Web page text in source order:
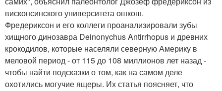
висконсинского университета ошкош.
Фредериксон и его коллеги проанализировали зубы
хищного динозавра Deinonychus Antirrhopus и древних
крокодилов, которые населяли северную Америку в
меловой период - от 115 до 108 миллионов лет назад -
чтобы найти подсказки о том, как на самом деле
охотились могучие ящеры. Их статья поясняет, что